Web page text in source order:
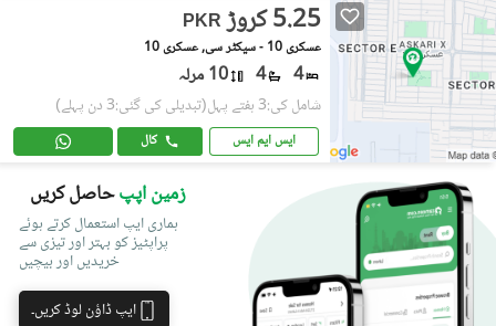
PKR 5.25 کروڑ
عسکری 10 - سیکٹر سی, عسکری 10
4
4 10 مرلہ
شامل کی:3 ہفتے پہل (تبدیلی کی گئی:3 دن پہلے)
ایس ایم ایس کال
زمین اپپحاصل کریں
ہماری ایپ استعمال کرتے ہوئے
پراپٹیز کو بہتر اور تیزی سے
خریدیں اور بیچیں
ایپ ڈاؤن لوڈ کریں۔